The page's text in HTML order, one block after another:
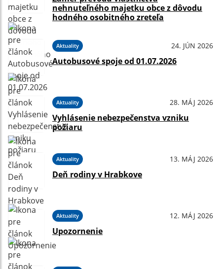
nehnuteľného majetku obce z dôvodu
hodného osobitného zreteľa
Aktuality 24. JÚN 2026
Autobusové spoje od 01.07.2026
Aktuality 28. MÁJ 2026
Vyhlásenie nebezpečenstva vzniku
požiaru
Aktuality 13. MÁJ 2026
Deň rodiny v Hrabkove
Aktuality 12. MÁJ 2026
Upozornenie